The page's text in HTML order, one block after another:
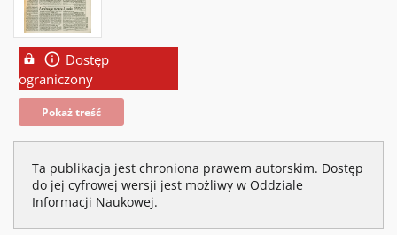
Dostęp
ograniczony
Pokaż treść
Ta publikacja jest chroniona prawem autorskim. Dostęp
do jej cyfrowej wersji jest możliwy w Oddziale
Informacji Naukowej.